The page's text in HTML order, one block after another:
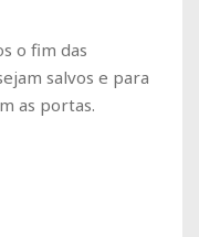
o fim das
salvos e para
as portas.